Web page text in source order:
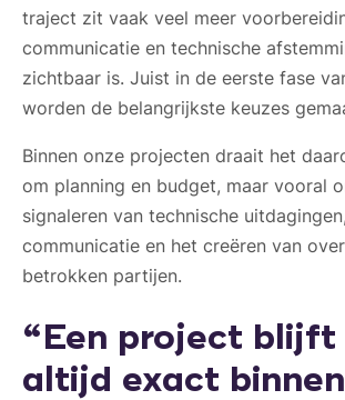
traject zit vaak veel meer
communicatie en technische
zichtbaar is. Juist in de eerste fase
worden de belangrijkste keuzes
Binnen onze projecten draait het
om planning en budget, maar vooral
signaleren van technische
communicatie en het creëren van
betrokken partijen.
“Een project blijft
altijd exact binnen